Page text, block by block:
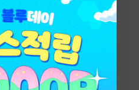
생존물
#차원이동물
경영/기업
#통쾌함 #전문직
#비장함 #회귀물
#게임시스템 #유쾌함
#성장물 #복수물 #재벌물